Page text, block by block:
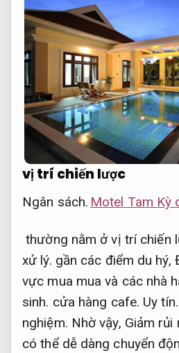
vị trí chiến lược
Ngân sách. Motel Tam Kỳ
thường nằm ở vị trí chiến
xử lý. gần các điểm du hý,
vực mua mua và các nhà
sinh. cửa hàng cafe. Uy tín.
nghiệm. Nhờ vậy, Giảm rủi
có thể dễ dàng chuyển